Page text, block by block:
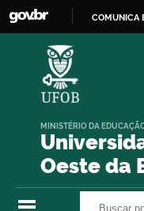
COMUNICA
Oeste da
MINISTÉRIO DA